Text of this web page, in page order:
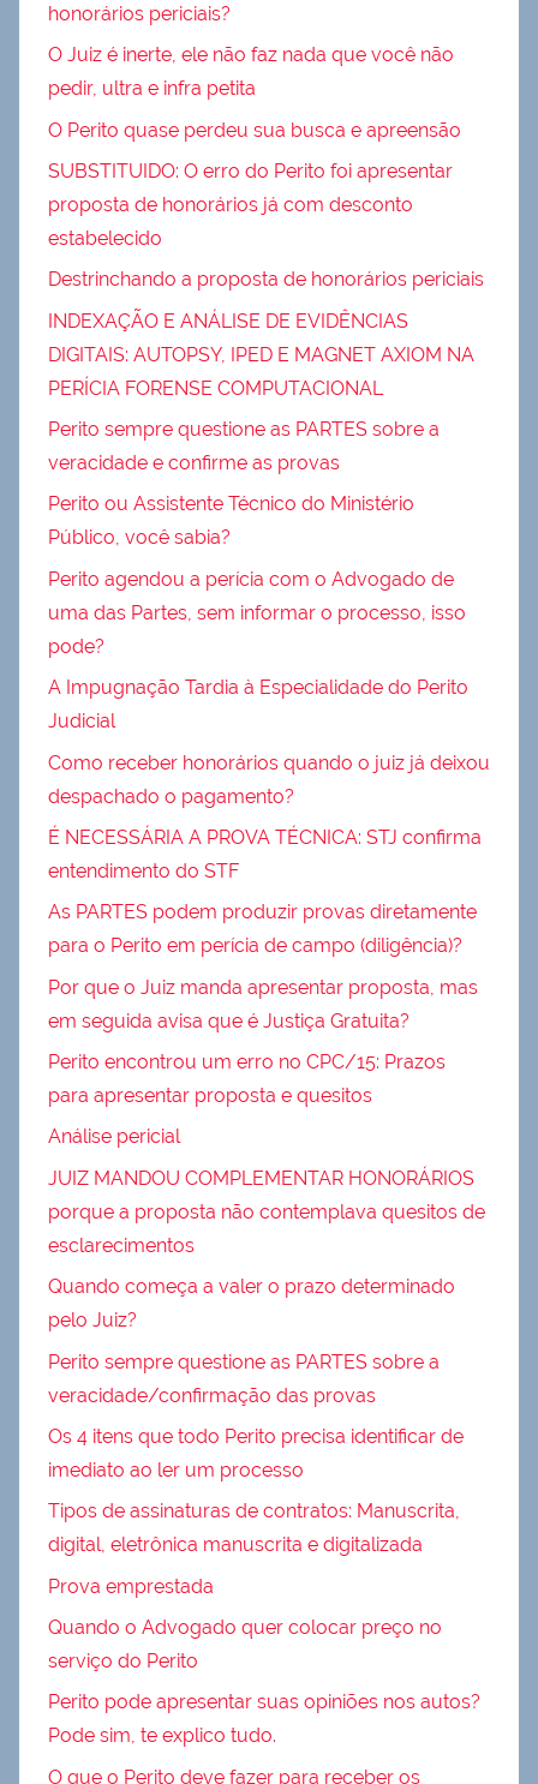
honorários periciais?
O Juiz é inerte, ele não faz nada que você não
pedir, ultra e infra petita
O Perito quase perdeu sua busca e apreensão
SUBSTITUIDO: O erro do Perito foi apresentar
proposta de honorários já com desconto
estabelecido
Destrinchando a proposta de honorários periciais
INDEXAÇÃO E ANÁLISE DE EVIDÊNCIAS
DIGITAIS: AUTOPSY, IPED E MAGNET AXIOM NA
PERÍCIA FORENSE COMPUTACIONAL
Perito sempre questione as PARTES sobre a
veracidade e confirme as provas
Perito ou Assistente Técnico do Ministério
Público, você sabia?
Perito agendou a perícia com o Advogado de
uma das Partes, sem informar o processo, isso
pode?
A Impugnação Tardia à Especialidade do Perito
Judicial
Como receber honorários quando o juiz já deixou
despachado o pagamento?
É NECESSÁRIA A PROVA TÉCNICA: STJ confirma
entendimento do STF
As PARTES podem produzir provas diretamente
para o Perito em perícia de campo (diligência)?
Por que o Juiz manda apresentar proposta, mas
em seguida avisa que é Justiça Gratuita?
Perito encontrou um erro no CPC/15: Prazos
para apresentar proposta e quesitos
Análise pericial
JUIZ MANDOU COMPLEMENTAR HONORÁRIOS
porque a proposta não contemplava quesitos de
esclarecimentos
Quando começa a valer o prazo determinado
pelo Juiz?
Perito sempre questione as PARTES sobre a
veracidade/confirmação das provas
Os 4 itens que todo Perito precisa identificar de
imediato ao ler um processo
Tipos de assinaturas de contratos: Manuscrita,
digital, eletrônica manuscrita e digitalizada
Prova emprestada
Quando o Advogado quer colocar preço no
serviço do Perito
Perito pode apresentar suas opiniões nos autos?
Pode sim, te explico tudo.
O que o Perito deve fazer para receber os